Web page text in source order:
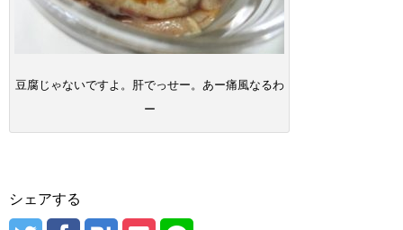
豆腐じゃないですよ。肝でっせー。あー痛風なるわ
ー
シェアする